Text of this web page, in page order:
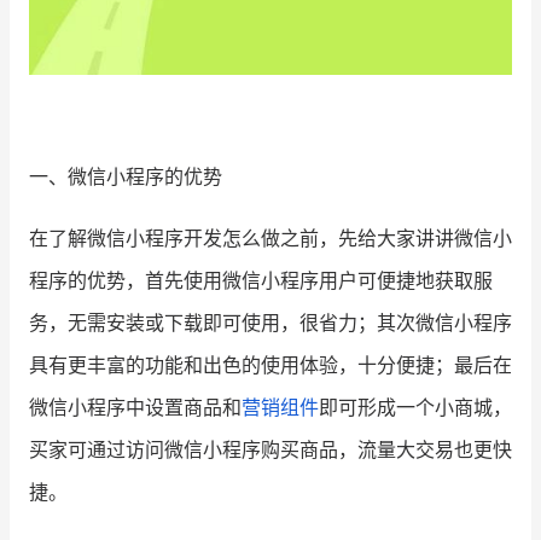
认证服务商
一、微信小程序的优势
在了解微信小程序开发怎么做之前，先给大家讲讲微信小
程序的优势，首先使用微信小程序用户可便捷地获取服
务，无需安装或下载即可使用，很省力；其次微信小程序
具有更丰富的功能和出色的使用体验，十分便捷；最后在
微信小程序中设置商品和营销组件即可形成一个小商城，
买家可通过访问微信小程序购买商品，流量大交易也更快
捷。